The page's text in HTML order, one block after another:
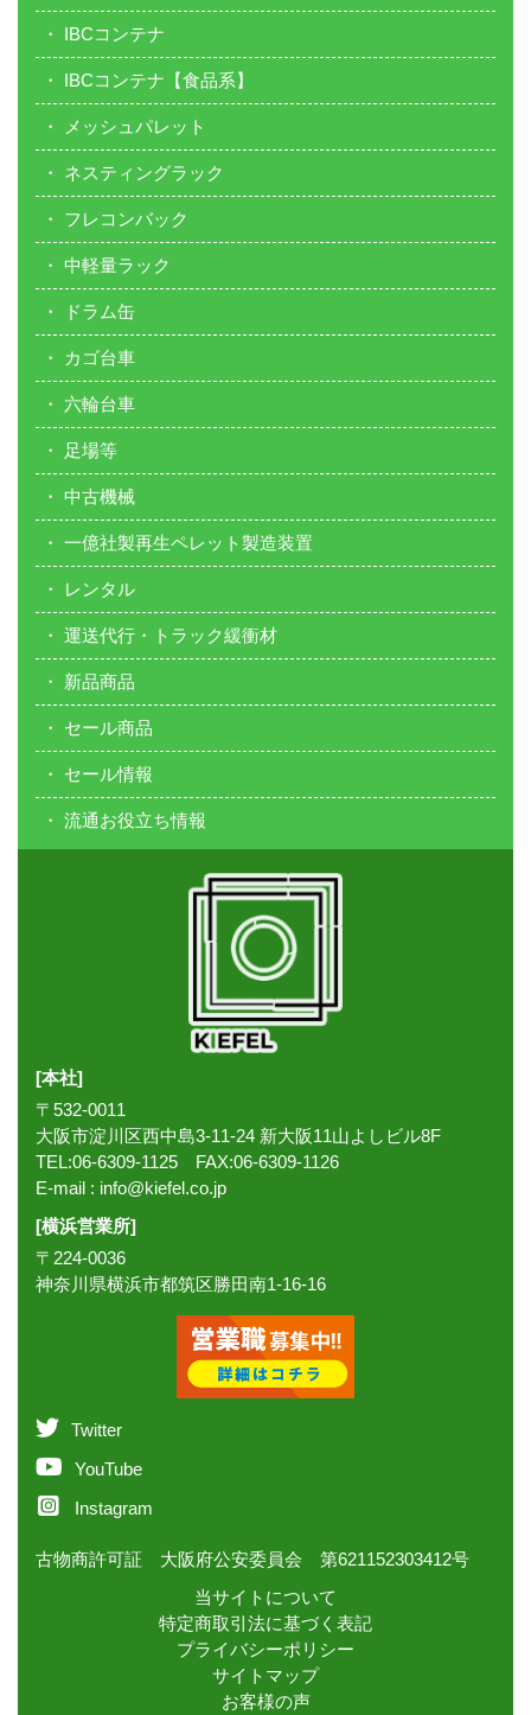
IBCコンテナ
IBCコンテナ【食品系】
メッシュパレット
ネスティングラック
フレコンバック
中軽量ラック
ドラム缶
カゴ台車
六輪台車
足場等
中古機械
一億社製再生ペレット製造装置
レンタル
運送代行・トラック緩衝材
新品商品
セール商品
セール情報
流通お役立ち情報
[本社]
〒532-0011
大阪市淀川区西中島3-11-24 新大阪11山よしビル8F
TEL:06-6309-1125 FAX:06-6309-1126
E-mail : info@kiefel.co.jp
[横浜営業所]
〒224-0036
神奈川県横浜市都筑区勝田南1-16-16
Twitter
YouTube
Instagram
古物商許可証 大阪府公安委員会 第621152303412号
当サイトについて
特定商取引法に基づく表記
プライバシーポリシー
サイトマップ
お客様の声